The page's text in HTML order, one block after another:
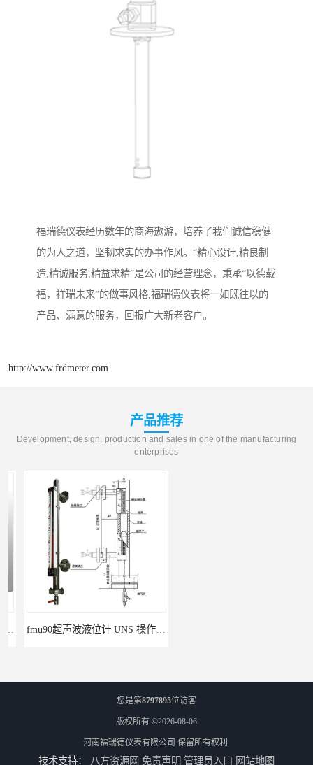
福瑞德仪表经历数年的商海遨游，培养了我们诚信稳健
的为人之道，坚韧求实的办事作风。“精心设计,精良制
造,精诚服务,精益求精”是公司的经营理念，秉承“以德载
福，祥瑞未来”的做事风格,福瑞德仪表将一如既往以的
产品、满意的服务，回报广大新老客户。
http://www.frdmeter.com
产品推荐
Development, design, production and sales in one of the manufacturing
enterprises
fmu90超声波液位计 UNS 操作简单
您是第8797895位访客
版权所有 ©2026-08-06
河南福瑞德仪表有限公司 保留所有权利.
技术支持： 八方资源网 免责声明 管理员入口 网站地图